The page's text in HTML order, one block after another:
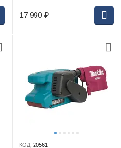
17 990 ₽
КОД: 20561